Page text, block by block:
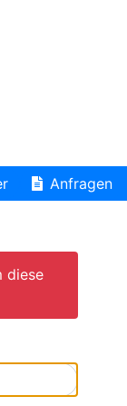
Anfragen
diese